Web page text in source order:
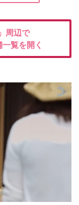
」周辺で
覧を開く